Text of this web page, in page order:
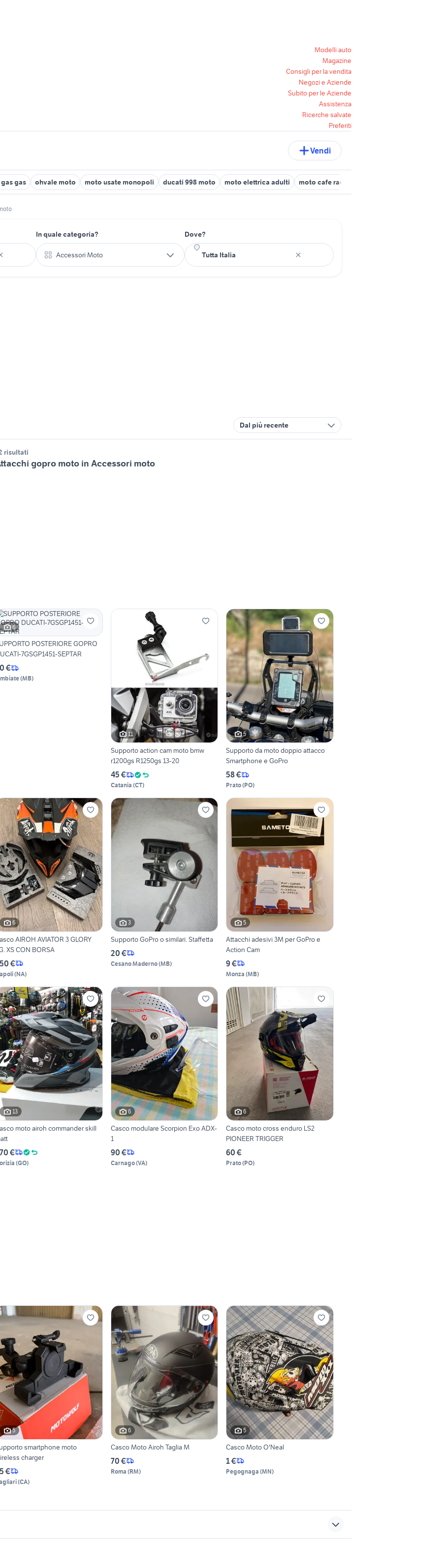
Modelli auto
Magazine
Consigli per la vendita
Negozi e Aziende
Subito per le Aziende
Assistenza
Ricerche salvate
Preferiti
Vendi
gas ohvale moto moto usate monopoli ducati 998 moto moto elettrica adulti moto cafe racer
In quale categoria?
Accessori Moto
Dove?
Dal più recente
risultati
gopro moto in Accessori moto
6
POSTERIORE GOPRO
7GSGP1451-SEPTAR
€
(MB)
11
Supporto action cam moto bmw
r1200gs R1250gs 13-20
45 €
Catania (CT)
5
Supporto da moto doppio attacco
Smartphone e GoPro
58 €
Prato(PO)
6
AIROH AVIATOR 3 GLORY
XS CON BORSA
€
(NA)
3
Supporto GoPro o similari. Staffetta
20 €
Cesano Maderno(MB)
5
Attacchi adesivi 3M per GoPro e
Action Cam
9 €
Monza (MB)
13
moto airoh commander skill
€
(GO)
6
Casco modulare Scorpion Exo ADX-
1
90 €
Carnago(VA)
6
Casco moto cross enduro LS2
PIONEER TRIGGER
60 €
Prato(PO)
5
smartphone moto
charger
€
(CA)
6
Casco Moto Airoh Taglia M
70 €
Roma (RM)
5
Casco Moto O'Neal
1 €
Pegognaga (MN)